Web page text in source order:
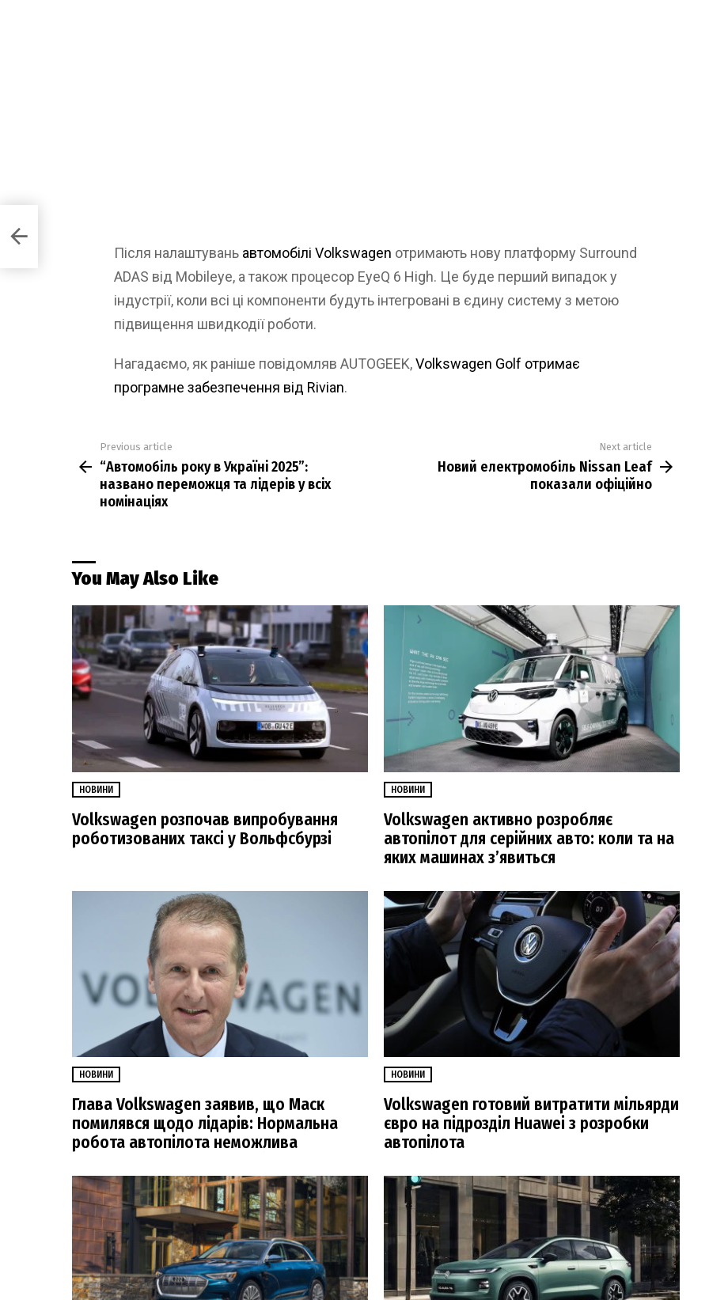
Після налаштувань автомобілі Volkswagen отримають нову платформу Surround
ADAS від Mobileye, а також процесор EyeQ 6 High. Це буде перший випадок у
індустрії, коли всі ці компоненти будуть інтегровані в єдину систему з метою
підвищення швидкодії роботи.
Нагадаємо, як раніше повідомляв AUTOGEEK,Volkswagen Golf отримає
програмне забезпечення від Rivian.
more
Previous article
“Автомобіль року в Україні 2025”:
названо переможця та лідерів у всіх
номінаціях
Next article
Новий електромобіль Nissan Leaf
показали офіційно
You May Also Like
НОВИНИ
Volkswagen розпочав випробування
роботизованих таксі у Вольфсбурзі
НОВИНИ
Volkswagen активно розробляє
автопілот для серійних авто: коли та на
яких машинах з’явиться
НОВИНИ
Глава Volkswagen заявив, що Маск
помилявся щодо лідарів: Нормальна
робота автопілота неможлива
НОВИНИ
Volkswagen готовий витратити мільярди
євро на підрозділ Huawei з розробки
автопілота